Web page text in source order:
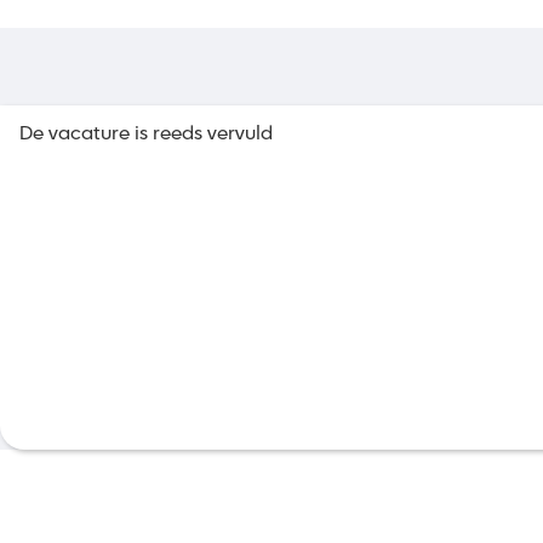
De vacature is reeds vervuld